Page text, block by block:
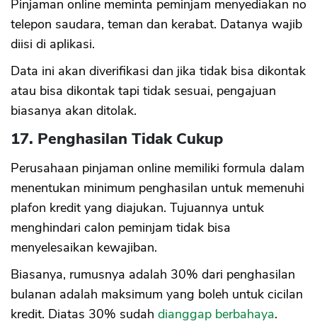
Pinjaman online meminta peminjam menyediakan no
telepon saudara, teman dan kerabat. Datanya wajib
diisi di aplikasi.
Data ini akan diverifikasi dan jika tidak bisa dikontak
atau bisa dikontak tapi tidak sesuai, pengajuan
biasanya akan ditolak.
17. Penghasilan Tidak Cukup
Perusahaan pinjaman online memiliki formula dalam
menentukan minimum penghasilan untuk memenuhi
plafon kredit yang diajukan. Tujuannya untuk
menghindari calon peminjam tidak bisa
menyelesaikan kewajiban.
Biasanya, rumusnya adalah 30% dari penghasilan
bulanan adalah maksimum yang boleh untuk cicilan
kredit. Diatas 30% sudah dianggap berbahaya.